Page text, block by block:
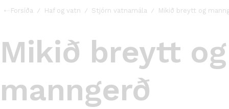
Forsíða Haf og vatn Stjórn vatnamála Mikið breytt og
Mikið breytt og
manngerð